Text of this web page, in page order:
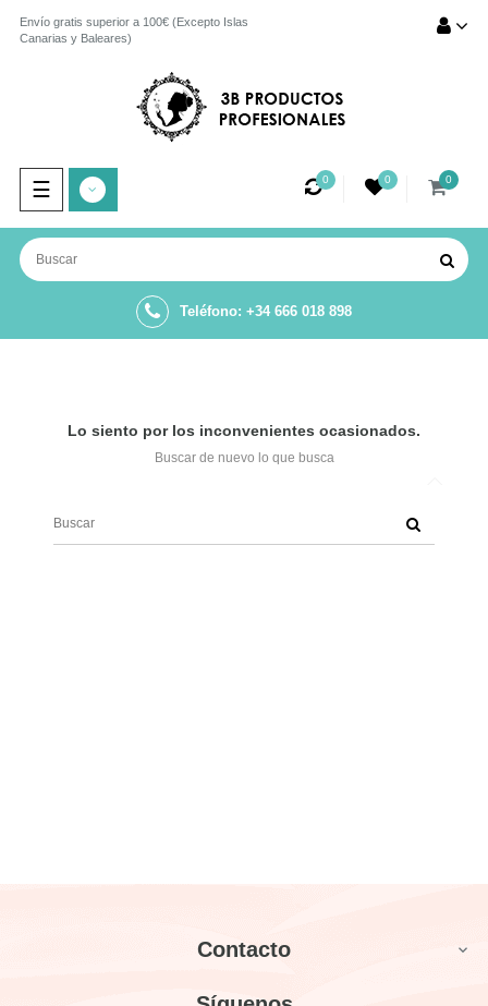
Envío gratis superior a 100€ (Excepto Islas
Canarias y Baleares)
Navegación
de
palanca
☰ 0 0 0
Teléfono: +34 666 018 898
Lo siento por los inconvenientes ocasionados.
Buscar de nuevo lo que busca
Contacto 